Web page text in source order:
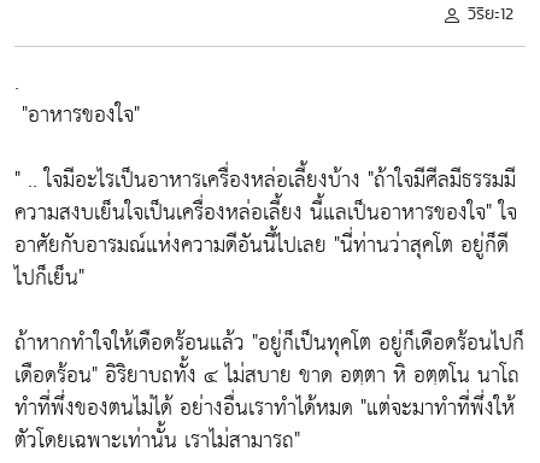
วิริยะ12
.
"อาหารของใจ"
" .. ใจมีอะไรเป็นอาหารเครื่องหล่อเลี้ยงบ้าง "ถ้าใจมีศีลมีธรรมมี
ความสงบเย็นใจเป็นเครื่องหล่อเลี้ยง นี้แลเป็นอาหารของใจ"ใจ
อาศัยกับอารมณ์แห่งความดีอันนี้ไปเลย "นี่ท่านว่าสุคโต อยู่ก็ดี
ไปก็เย็น"
ถ้าหากทำใจให้เดือดร้อนแล้ว "อยู่ก็เป็นทุคโต อยู่ก็เดือดร้อนไปก็
เดือดร้อน"อิริยาบถทั้ง ๔ ไม่สบาย ขาด อตฺตา หิ อตฺตโน นาโถ
ทำที่พึ่งของตนไม่ได้อย่างอื่นเราทำได้หมด "แต่จะมาทำที่พึ่งให้
ตัวโดยเฉพาะเท่านั้น เราไม่สามารถ"